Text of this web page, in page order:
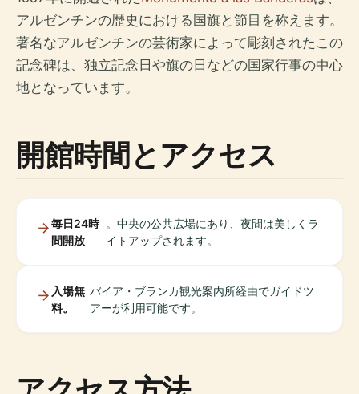
アルゼンチンの歴史における国旗と節目を称えます。
著名なアルゼンチンの芸術家によって彫刻されたこの
記念碑は、独立記念日や旗の日などの国家行事の中心
地となっています。
開館時間とアクセス
毎日24時
間開放
。中央の公共広場にあり、夜間は美しくラ
イトアップされます。
入場無
料。
バイア・ブランカ観光案内所経由でガイドツ
アーが利用可能です。